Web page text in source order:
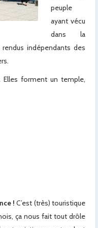
peuple
ayant vécu
dans la
indépendants des
Elles forment un temple,
! C’est (très) touristique
ça nous fait tout drôle